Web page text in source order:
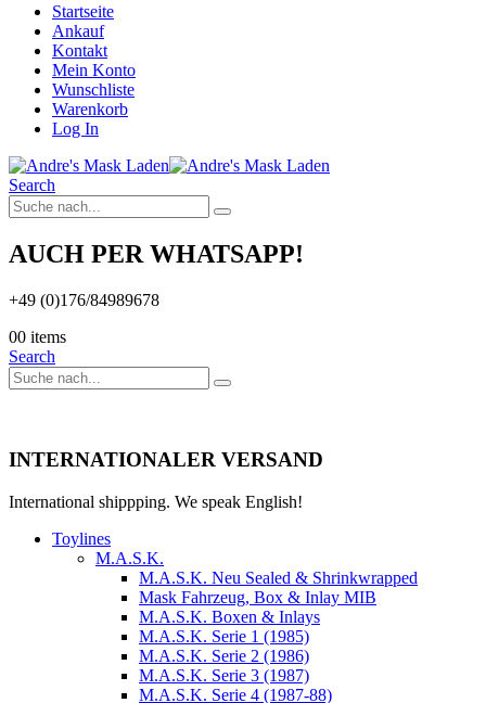
Startseite
Ankauf
Kontakt
Mein Konto
Wunschliste
Warenkorb
Log In
Search
AUCH PER WHATSAPP!
+49 (0)176/84989678
00 items
Search
INTERNATIONALER VERSAND
International shippping. We speak English!
Toylines
M.A.S.K.
M.A.S.K. Neu Sealed & Shrinkwrapped
Mask Fahrzeug, Box & Inlay MIB
M.A.S.K. Boxen & Inlays
M.A.S.K. Serie 1 (1985)
M.A.S.K. Serie 2 (1986)
M.A.S.K. Serie 3 (1987)
M.A.S.K. Serie 4 (1987-88)